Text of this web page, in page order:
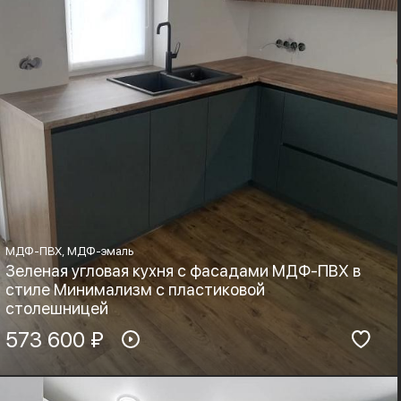
МДФ-ПВХ, МДФ-эмаль
Зеленая угловая кухня с фасадами МДФ-ПВХ в
стиле Минимализм с пластиковой
столешницей
Материал фасадов:
МДФ-ПВХ, МДФ-эмаль
Материал столешницы:
HPL+основа
Фурнитура:
573 600 ₽